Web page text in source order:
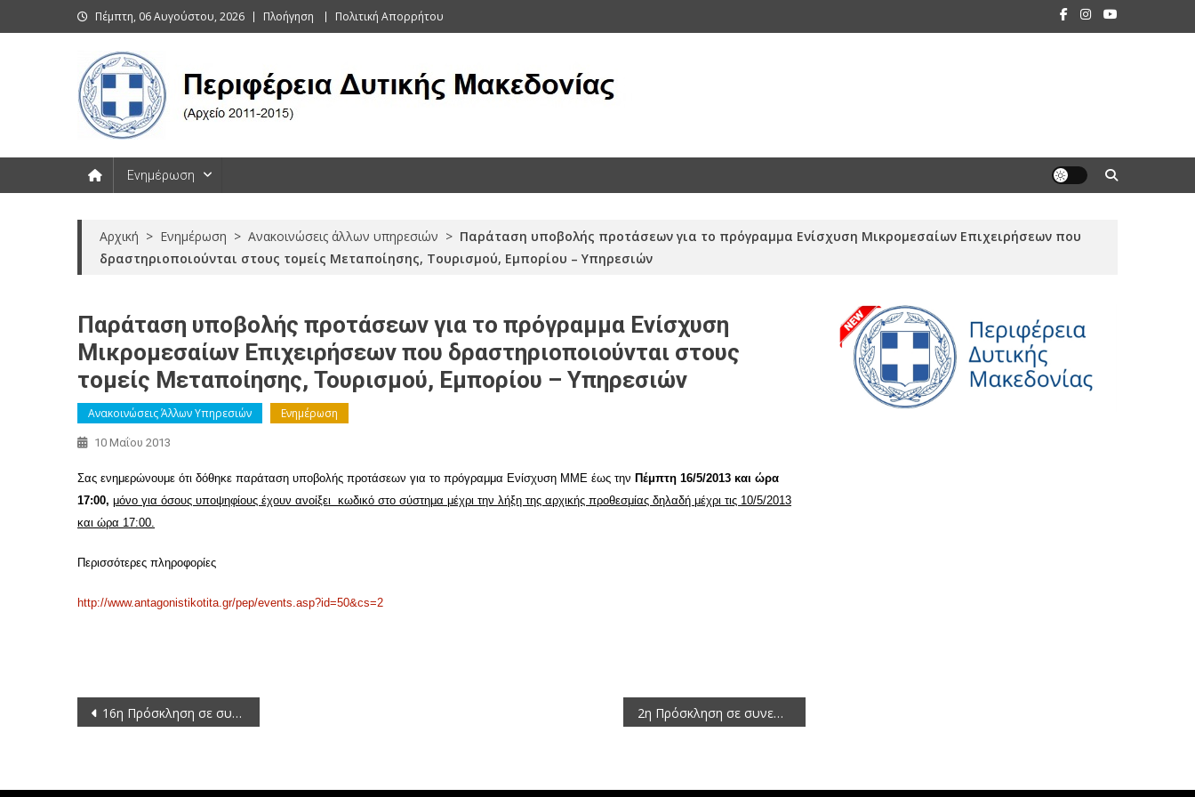
to
Πέμπτη, 06 Αυγούστου, 2026 Πλοήγηση Πολιτική Απορρήτου
Περιφέρεια Δυτικής Μακεδονίας (Αρχείο 2011-2015)
Ενημέρωση
Αρχική > Ενημέρωση > Ανακοινώσεις άλλων υπηρεσιών > Παράταση υποβολής προτάσεων για το πρόγραμμα Ενίσχυση Μικρομεσαίων Επιχειρήσεων που
δραστηριοποιούνται στους τομείς Μεταποίησης, Τουρισμού, Εμπορίου – Υπηρεσιών
Παράταση υποβολής προτάσεων για το πρόγραμμα Ενίσχυση
Μικρομεσαίων Επιχειρήσεων που δραστηριοποιούνται στους
τομείς Μεταποίησης, Τουρισμού, Εμπορίου – Υπηρεσιών
Ανακοινώσεις Άλλων Υπηρεσιών Ενημέρωση
10 Μαΐου 2013
Σας ενημερώνουμε ότι δόθηκε παράταση υποβολής προτάσεων για το πρόγραμμα Ενίσχυση ΜΜΕ έως την Πέμπτη 16/5/2013 και ώρα
17:00, μόνο για όσους υποψηφίους έχουν ανοίξει κωδικό στο σύστημα μέχρι την λήξη της αρχικής προθεσμίας δηλαδή μέχρι τις 10/5/2013
και ώρα 17:00.
Περισσότερες πληροφορίες
http://www.antagonistikotita.gr/pep/events.asp?id=50&cs=2
Πλοήγηση
16η Πρόσκληση σε συνεδρίαση της Οικονομικής Επιτροπής της Περιφέρειας Δυτικής Μακεδονίας 2013 2η Πρόσκληση σε συνεδρίαση της Επιτροπής Περιβάλλοντος, Χωρικού Σχεδιασμού και Ανάπτυξης της Περιφέρειας Δυτικής Μακεδονίας